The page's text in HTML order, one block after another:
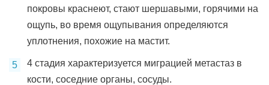
покровы краснеют, стают шершавыми, горячими на
ощупь, во время ощупывания определяются
уплотнения, похожие на мастит.
4 стадия характеризуется миграцией метастаз в
кости, соседние органы, сосуды.